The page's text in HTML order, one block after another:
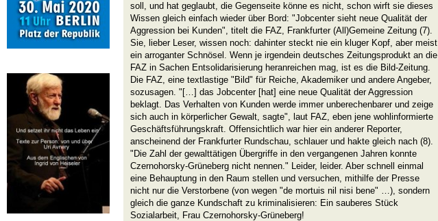
soll, und hat geglaubt, die Gegenseite könne es nicht, schon wirft sie dieses
Wissen gleich einfach wieder über Bord: "Jobcenter sieht neue Qualität der
Aggression bei Kunden", titelt die FAZ, Frankfurter (All)Gemeine Zeitung (7).
Sie, lieber Leser, wissen noch: dahinter steckt nie ein kluger Kopf, aber meist
ein arroganter Schnösel. Wenn je irgendein deutsches Zeitungsprodukt an die
FAZ in Sachen Entsolidarisierung heranreichen mag, ist es die Bild-Zeitung.
Die FAZ, eine textlastige "Bild" für Reiche, Akademiker und andere Angeber,
sozusagen. "[…] das Jobcenter [hat] eine neue Qualität der Aggression
beklagt. Das Verhalten von Kunden werde immer unberechenbarer und zeige
sich auch in körperlicher Gewalt, sagte", laut FAZ, eben jene wohlinformierte
Geschäftsführungskraft. Offensichtlich war hier ein anderer Reporter,
anscheinend der Frankfurter Rundschau, schlauer und hakte gleich nach (8).
"Die Zahl der gewalttätigen Übergriffe in den vergangenen Jahren konnte
Czernohorsky-Grüneberg nicht nennen." Leider, leider. Aber schnell einmal
eine Behauptung in den Raum stellen und versuchen, mithilfe der Presse
nicht nur die Verstorbene (von wegen "de mortuis nil nisi bene" …), sondern
gleich die ganze Kundschaft zu kriminalisieren: Ein sauberes Stück
Sozialarbeit, Frau Czernohorsky-Grüneberg!